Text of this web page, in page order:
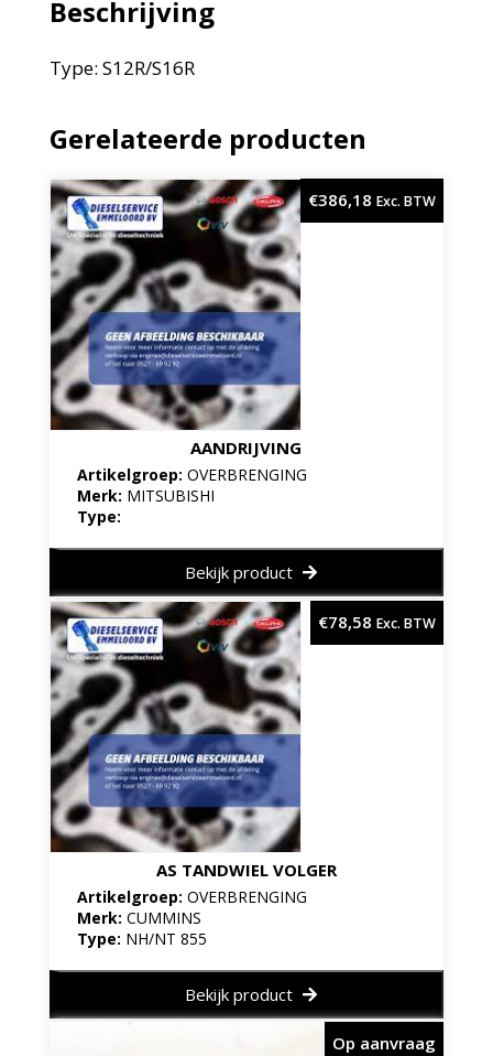
Beschrijving
Type: S12R/S16R
Gerelateerde producten
AANDRIJVING
Artikelgroep: OVERBRENGING
Merk: MITSUBISHI
Type:
€386,18 Exc. BTW
Bekijk product
AS TANDWIEL VOLGER
Artikelgroep: OVERBRENGING
Merk: CUMMINS
Type: NH/NT 855
€78,58 Exc. BTW
Bekijk product
Op aanvraag